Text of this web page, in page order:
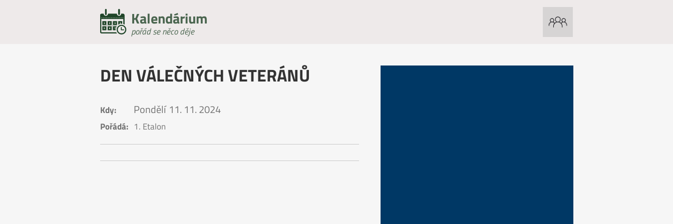
Kalendárium
pořád se něco děje
DEN VÁLEČNÝCH VETERÁNŮ
Kdy: Pondělí 11. 11. 2024
Pořádá: 1. Etalon